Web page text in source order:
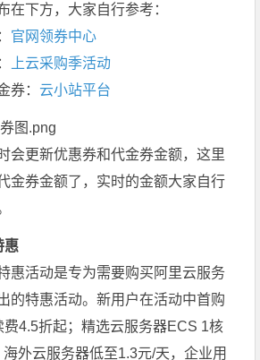
在下方，大家自行参考：
官网领券中心
上云采购季活动
券： 云小站平台
图.png
会更新优惠券和代金券金额，这里
金券金额了，实时的金额大家自行
惠
惠活动是专为需要购买阿里云服务
的特惠活动。新用户在活动中首购
4.5折起；精选云服务器ECS 1核
外云服务器低至1.3元/天，企业用